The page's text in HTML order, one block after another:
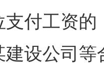
支付工资
设公司等